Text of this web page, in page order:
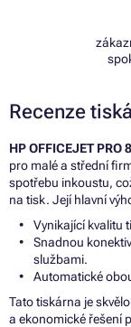
Recenze
HP OFFICEJET PRO
pro malé a střední
spotřebu inkoustu,
na tisk. Její hlavní
Vynikající kvalitu
Snadnou
službami.
Automatické
Tato tiskárna je
a ekonomické řešení